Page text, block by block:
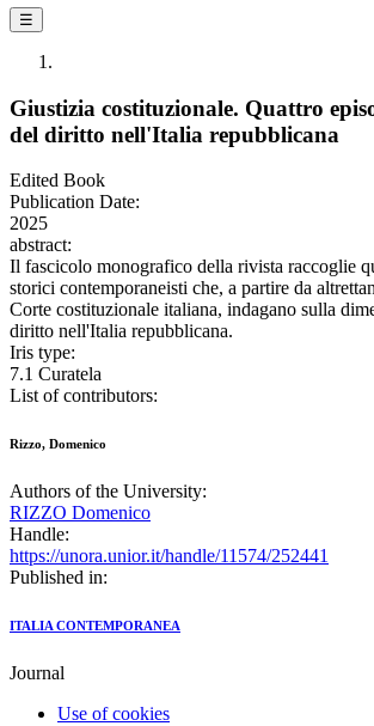
☰
Giustizia costituzionale. Quattro
del diritto nell'Italia repubblicana
Edited Book
Publication Date:
2025
abstract:
Il fascicolo monografico della rivista raccoglie
storici contemporaneisti che, a partire da
Corte costituzionale italiana, indagano sulla
diritto nell'Italia repubblicana.
Iris type:
7.1 Curatela
List of contributors:
Rizzo, Domenico
Authors of the University:
RIZZO Domenico
Handle:
https://unora.unior.it/handle/11574/252441
Published in:
ITALIA CONTEMPORANEA
Journal
Use of cookies